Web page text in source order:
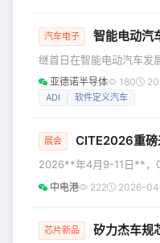
经验。我们解决的问题： ·
桶效应”，最大化系统效
解析 ✅ MPS储能产品技
动均衡方案对比分析，助
衡产
汽车电子 智能电动汽车发展高层论坛丨车
继首日在智能电动汽车发
(2026)展出E²B创新方案
车业务全球副总裁Shalini
升级路径以及本土化合作
可持续发展的产业主张，
动化转型注入半导体产业
产业正迎来史上最为深刻
亚德诺半导体 180
ADI 软件定义汽车
展会 CITE2026重磅
2026**年4月9-11日**，
田） 盛大启幕！中电港
芯、Microchip、兆易创
中电港 222 2026-
芯片新品 矽力杰车规芯片“三剑